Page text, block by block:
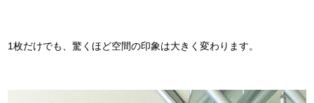
1枚だけでも、驚くほど空間の印象は大きく変わります。